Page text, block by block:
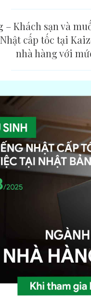
– Khách sạn và
cấp tốc tại
nhà hàng với